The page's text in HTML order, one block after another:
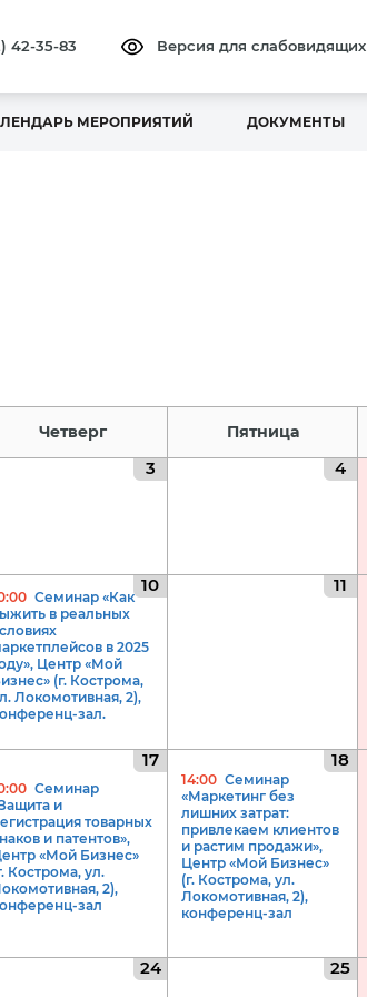
42-35-83 Версия для слабовидящих
МЕРОПРИЯТИЙ ДОКУМЕНТЫ
Четверг Пятница
3 4
10
Семинар «Как
в реальных
в 2025
Центр «Мой
(г. Кострома,
Локомотивная, 2),
зал.
11
17
Семинар
и
товарных
и патентов»,
«Мой Бизнес»
Кострома, ул.
2),
зал
18
14:00 Семинар
«Маркетинг без
лишних затрат:
привлекаем клиентов
и растим продажи»,
Центр «Мой Бизнес»
(г. Кострома, ул.
Локомотивная, 2),
конференц-зал
24 25